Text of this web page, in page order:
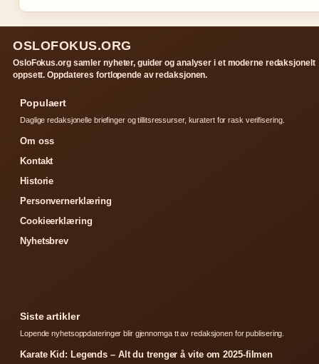
OSLOFOKUS.ORG
OsloFokus.org samler nyheter, guider og analyser i et moderne redaksjonelt
oppsett. Oppdateres fortlopende av redaksjonen.
Populaert
Daglige redaksjonelle briefinger og tillitsressurser, kuratert for rask verifisering.
Om oss
Kontakt
Historie
Personvernerklæring
Cookieerklæring
Nyhetsbrev
Siste artikler
Lopende nyhetsoppdateringer blir gjennomga tt av redaksjonen for publisering.
Karate Kid: Legends – Alt du trenger å vite om 2025-filmen